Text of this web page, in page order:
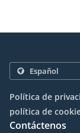
Política de
política de
Contáctenos